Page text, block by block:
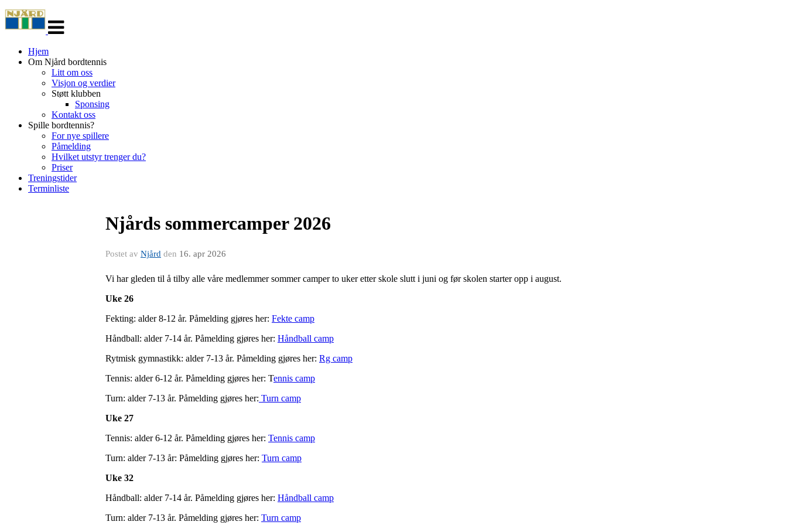
navigasjon
Hjem
Om Njård bordtennis
Litt om oss
Visjon og verdier
Støtt klubben
Sponsing
Kontakt oss
Spille bordtennis?
For nye spillere
Påmelding
Hvilket utstyr trenger du?
Priser
Treningstider
Terminliste
Njårds sommercamper 2026
Postet av Njård den 16. apr 2026
Vi har gleden til å tilby alle våre medlemmer sommer camper to uker etter skole slutt i juni og før skolen starter opp i august.
Uke 26
Fekting: alder 8-12 år. Påmelding gjøres her: Fekte camp
Håndball: alder 7-14 år. Påmelding gjøres her: Håndball camp
Rytmisk gymnastikk: alder 7-13 år. Påmelding gjøres her: Rg camp
Tennis: alder 6-12 år. Påmelding gjøres her: Tennis camp
Turn: alder 7-13 år. Påmelding gjøres her: Turn camp
Uke 27
Tennis: alder 6-12 år. Påmelding gjøres her: Tennis camp
Turn: alder 7-13 år: Påmelding gjøres her: Turn camp
Uke 32
Håndball: alder 7-14 år. Påmelding gjøres her: Håndball camp
Turn: alder 7-13 år. Påmelding gjøres her: Turn camp